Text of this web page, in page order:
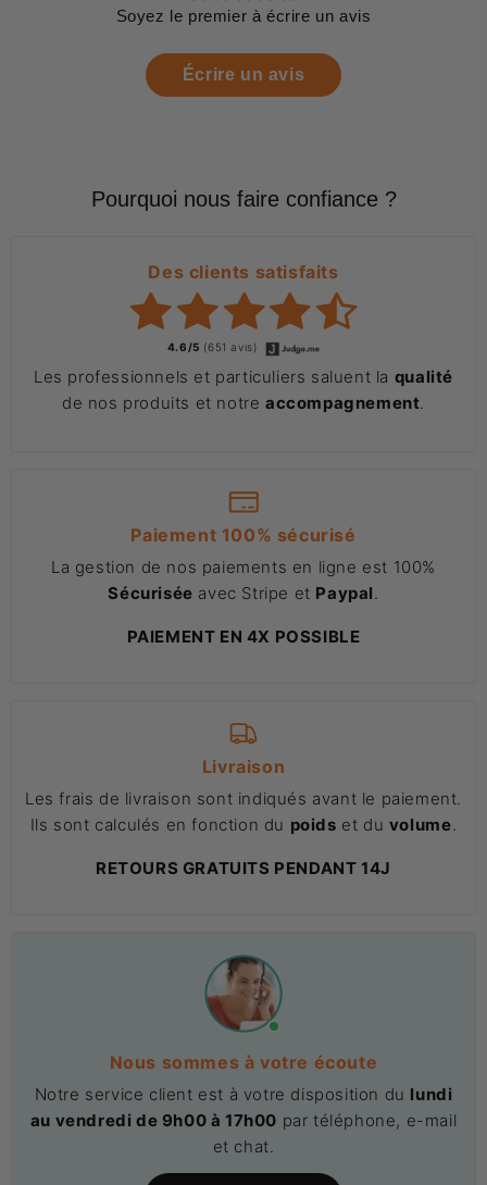
Soyez le premier à écrire un avis
Écrire un avis
Pourquoi nous faire confiance ?
Des clients satisfaits
4.6/5 (651 avis)
Les professionnels et particuliers saluent la qualité
de nos produits et notre accompagnement
Paiement 100% sécurisé
La gestion de nos paiements en ligne est 100%
Sécurisée avec Stripe et Paypal
PAIEMENT EN 4X POSSIBLE
Livraison
Les frais de livraison sont indiqués avant le paiement.
Ils sont calculés en fonction du poids et du volume
RETOURS GRATUITS PENDANT 14J
Nous sommes à votre écoute
Notre service client est à votre disposition du lundi
au vendredi de 9h00 à 17h00 par téléphone, e-mail
et chat.